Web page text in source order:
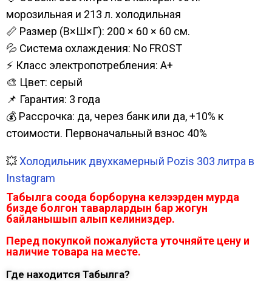
морозильная и 213 л. холодильная
📏 Размер (В×Ш×Г): 200 × 60 × 60 см.
💦 Система охлаждения: No FROST
⚡ Класс электропотребления: А+
🎨 Цвет: серый
📌 Гарантия: 3 года
💰 Рассрочка: да, через банк или да, +10% к
стоимости. Первоначальный взнос 40%
💥Холодильник двухкамерный Pozis 303 литра в
Instagram
Табылга соода борборуна келээрден мурда
бизде болгон таварлардын бар жогун
байланышып алып келиниздер.
Перед покупкой пожалуйста уточняйте цену и
наличие товара на месте.
Где находится Табылга?